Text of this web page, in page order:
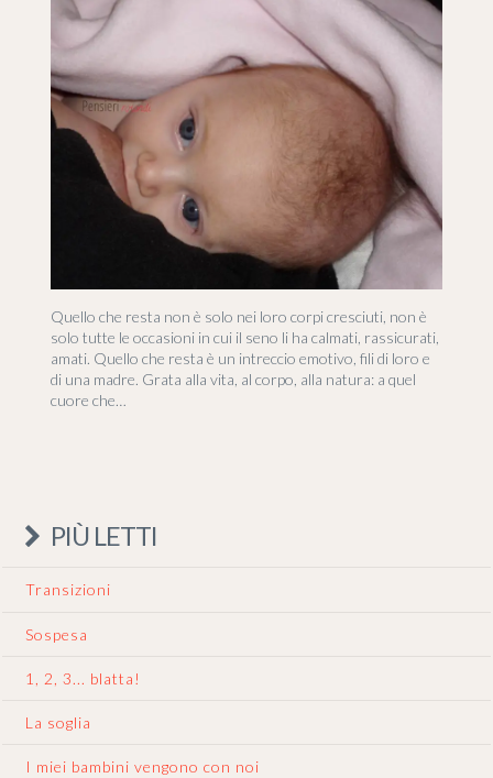
Quello che resta non è solo nei loro corpi cresciuti, non è
solo tutte le occasioni in cui il seno li ha calmati, rassicurati,
amati. Quello che resta è un intreccio emotivo, fili di loro e
di una madre. Grata alla vita, al corpo, alla natura: a quel
cuore che…
PIÙ LETTI
Transizioni
Sospesa
1, 2, 3... blatta!
La soglia
I miei bambini vengono con noi